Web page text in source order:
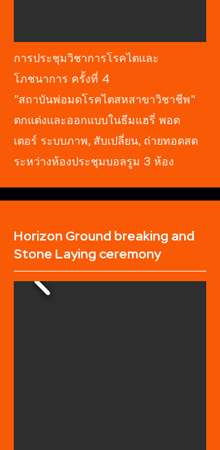
การประชุมวิชาการโรคไตและ
โภชนาการ ครั้งที่ 4
"สถาบันพ่อมดโรคไตสหสาขาวิชาชีพ"
ตกแต่งและออกแบบในธีมแฮรี่ พอต
เตอร์ ระบบภาพ, สับเปลี่ยน, ถ่ายทอดสด
ระหว่างห้องประชุมบอลรูม 3 ห้อง
Horizon Ground breaking and
Stone Laying ceremony